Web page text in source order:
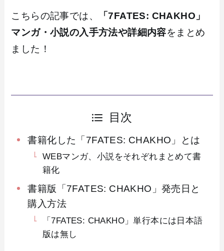
こちらの記事では、
「7FATES: CHAKHO」
マンガ・小説の入手方法や詳細内容をまとめ
ました！
目次
書籍化した「7FATES: CHAKHO」とは
WEBマンガ、小説をそれぞれまとめて書
籍化
書籍版「7FATES: CHAKHO」発売日と
購入方法
「7FATES: CHAKHO」単行本には日本語
版は無し